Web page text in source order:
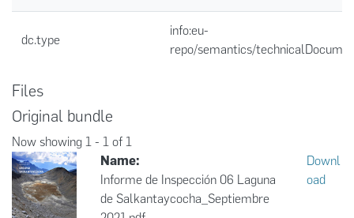
dc.type
info:eu-
repo/semantics/
Files
Original bundle
Now showing 1 - 1 of 1
Name:
Informe de Inspección 06 Laguna
de Salkantaycocha_Septiembre
Downl
oad